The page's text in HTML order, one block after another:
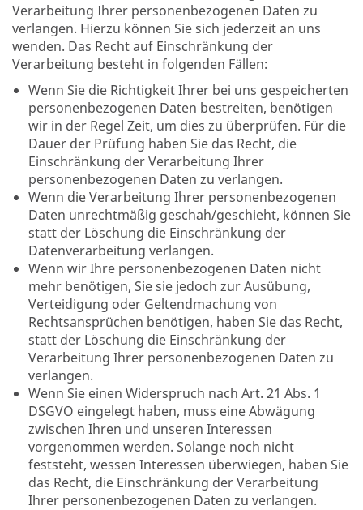
Verarbeitung Ihrer personenbezogenen Daten zu
verlangen. Hierzu können Sie sich jederzeit an uns
wenden. Das Recht auf Einschränkung der
Verarbeitung besteht in folgenden Fällen:
Wenn Sie die Richtigkeit Ihrer bei uns gespeicherten
personenbezogenen Daten bestreiten, benötigen
wir in der Regel Zeit, um dies zu überprüfen. Für die
Dauer der Prüfung haben Sie das Recht, die
Einschränkung der Verarbeitung Ihrer
personenbezogenen Daten zu verlangen.
Wenn die Verarbeitung Ihrer personenbezogenen
Daten unrechtmäßig geschah/geschieht, können Sie
statt der Löschung die Einschränkung der
Datenverarbeitung verlangen.
Wenn wir Ihre personenbezogenen Daten nicht
mehr benötigen, Sie sie jedoch zur Ausübung,
Verteidigung oder Geltendmachung von
Rechtsansprüchen benötigen, haben Sie das Recht,
statt der Löschung die Einschränkung der
Verarbeitung Ihrer personenbezogenen Daten zu
verlangen.
Wenn Sie einen Widerspruch nach Art. 21 Abs. 1
DSGVO eingelegt haben, muss eine Abwägung
zwischen Ihren und unseren Interessen
vorgenommen werden. Solange noch nicht
feststeht, wessen Interessen überwiegen, haben Sie
das Recht, die Einschränkung der Verarbeitung
Ihrer personenbezogenen Daten zu verlangen.